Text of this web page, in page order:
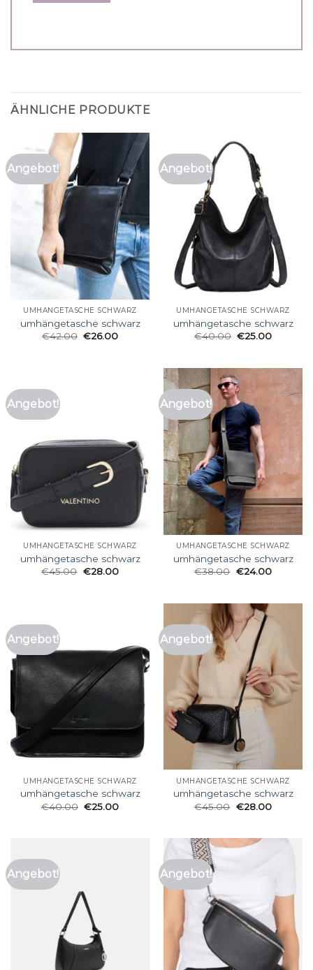
ÄHNLICHE PRODUKTE
Angebot!
UMHÄNGETASCHE SCHWARZ
umhängetasche schwarz
€42.00 €26.00
Angebot!
UMHÄNGETASCHE SCHWARZ
umhängetasche schwarz
€40.00 €25.00
Angebot!
UMHÄNGETASCHE SCHWARZ
umhängetasche schwarz
€45.00 €28.00
Angebot!
UMHÄNGETASCHE SCHWARZ
umhängetasche schwarz
€38.00 €24.00
Angebot!
UMHÄNGETASCHE SCHWARZ
umhängetasche schwarz
€40.00 €25.00
Angebot!
UMHÄNGETASCHE SCHWARZ
umhängetasche schwarz
€45.00 €28.00
Angebot! Angebot!